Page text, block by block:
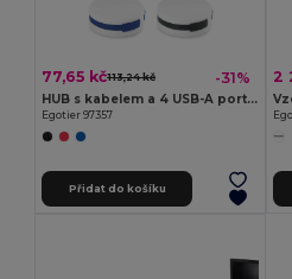
77,65 kč113,24 kč -31%
HUB s kabelem a 4 USB-A porty z ABS
Egotier 97357
Přidat do košíku
2